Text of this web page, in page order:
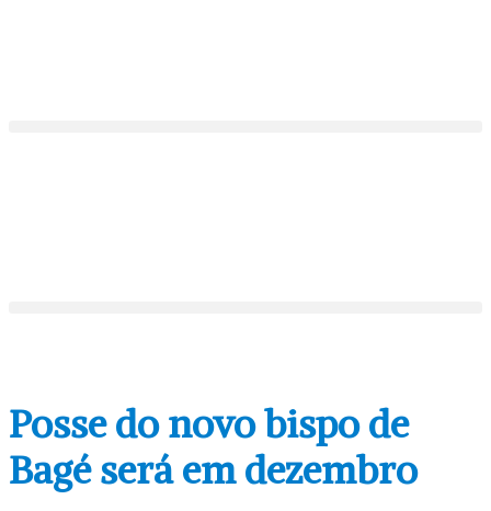
Posse do novo bispo de
Bagé será em dezembro